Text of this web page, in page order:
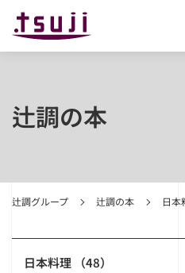
辻調グループ 辻調の本 日本
辻調の本
日本料理 （48）